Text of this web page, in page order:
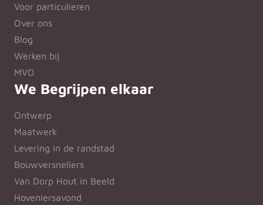
Voor particulieren
Over ons
Blog
Werken bij
MVO
We Begrijpen elkaar
Ontwerp
Maatwerk
Levering in de randstad
Bouwversnellers
Van Dorp Hout in Beeld
Hoveniersavond